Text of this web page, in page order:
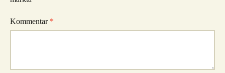
Kommentar *